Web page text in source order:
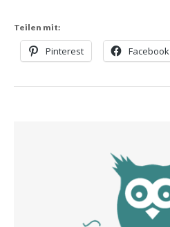
Teilen mit:
Pinterest Facebook